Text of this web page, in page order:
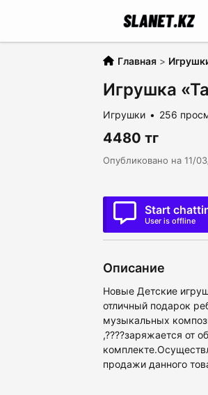
Главная >
Игрушка
Игрушки 256
4480 тг
Опубликовано на 11/
Start
User is offline
Описание
Новые Детские
отличный подарок
музыкальных
,????заряжается от
продажи данного